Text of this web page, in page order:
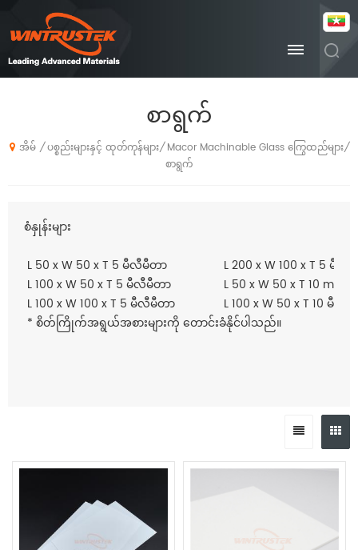
စာရွက်
အိမ် / ပစ္စည်းများနှင့် ထုတ်ကုန်များ/ Macor Machinable Glass ကြွေထည်များ/
စာရွက်
စံနှုန်းများ
L 50 x W 50 x T 5 မီလီမီတာ
L 200 x W 100 x T 5 မီလီ
L 100 x W 50 x T 5 မီလီမီတာ
L 50 x W 50 x T 10 mm
L 100 x W 100 x T 5 မီလီမီတာ
L 100 x W 50 x T 10 မီလီ
* စိတ်ကြိုက်အရွယ်အစားများကို တောင်းခံနိုင်ပါသည်။